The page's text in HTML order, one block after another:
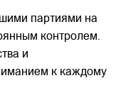
партиями на
контролем.
и
к каждому